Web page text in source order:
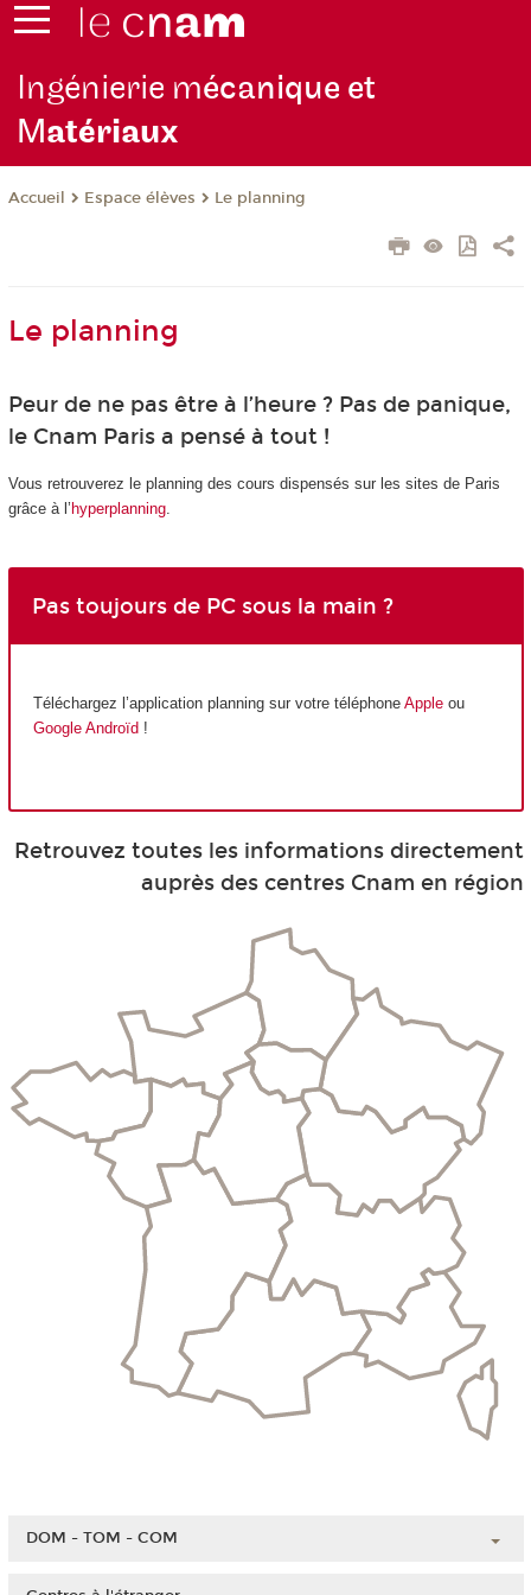
Ingénierie mécanique et
Matériaux
Accueil Espace élèves Le planning
Le planning
Peur de ne pas être à l’heure ? Pas de panique,
le Cnam Paris a pensé à tout !
Vous retrouverez le planning des cours dispensés sur les sites de Paris
grâce à l’ hyperplanning.
Pas toujours de PC sous la main ?
Téléchargez l’application planning sur votre téléphone Apple ou
Google Androïd !
Retrouvez toutes les informations directement
auprès des centres Cnam en région
DOM - TOM - COM